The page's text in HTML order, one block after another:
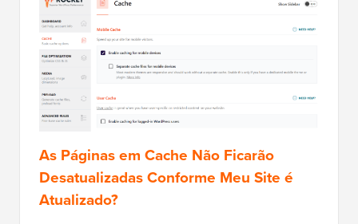
As Páginas em Cache Não Ficarão
Desatualizadas Conforme Meu Site é
Atualizado?